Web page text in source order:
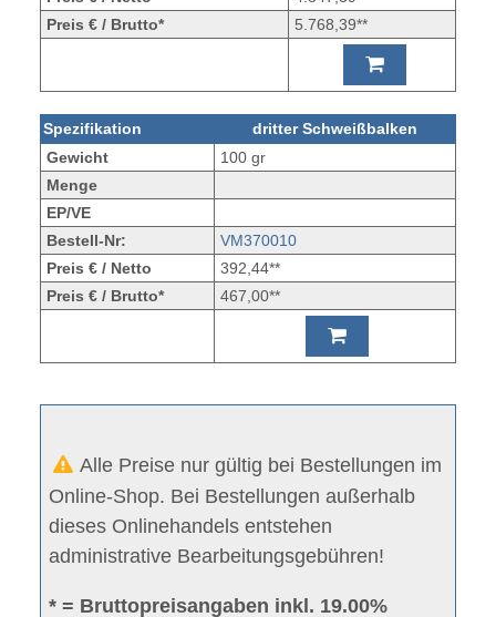
Preis € / Brutto*
5.768,39**
Spezifikation
dritter Schweißbalken
Gewicht
100 gr
Menge
EP/VE
Bestell-Nr:
VM370010
Preis € / Netto
392,44**
Preis € / Brutto*
467,00**
Alle Preise nur gültig bei Bestellungen im
Online-Shop. Bei Bestellungen außerhalb
dieses Onlinehandels entstehen
administrative Bearbeitungsgebühren!
* = Bruttopreisangaben inkl. 19.00%